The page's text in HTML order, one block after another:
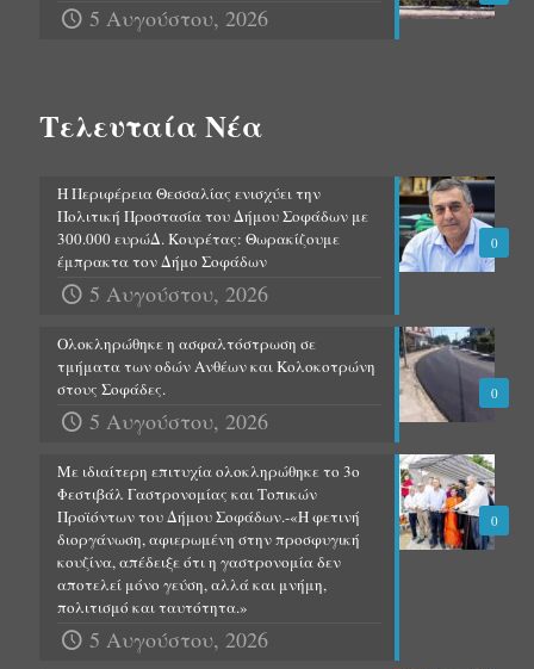
5 Αυγούστου, 2026
Τελευταία Νέα
0
Η Περιφέρεια Θεσσαλίας ενισχύει την
Πολιτική Προστασία του Δήμου Σοφάδων με
300.000 ευρώΔ. Κουρέτας: Θωρακίζουμε
έμπρακτα τον Δήμο Σοφάδων
5 Αυγούστου, 2026
0
Ολοκληρώθηκε η ασφαλτόστρωση σε
τμήματα των οδών Ανθέων και Κολοκοτρώνη
στους Σοφάδες.
5 Αυγούστου, 2026
0
Με ιδιαίτερη επιτυχία ολοκληρώθηκε το 3ο
Φεστιβάλ Γαστρονομίας και Τοπικών
Προϊόντων του Δήμου Σοφάδων.-«Η φετινή
διοργάνωση, αφιερωμένη στην προσφυγική
κουζίνα, απέδειξε ότι η γαστρονομία δεν
αποτελεί μόνο γεύση, αλλά και μνήμη,
πολιτισμό και ταυτότητα.»
5 Αυγούστου, 2026